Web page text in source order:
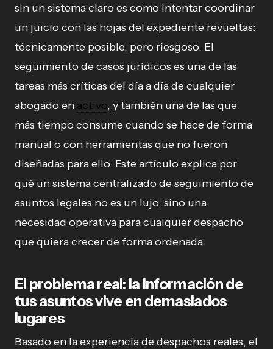
sin un sistema claro es como intentar coordinar
un juicio con las hojas del expediente revueltas:
técnicamente posible, pero riesgoso. El
seguimiento de casos jurídicos es una de las
tareas más críticas del día a día de cualquier
abogado en activo, y también una de las que
más tiempo consume cuando se hace de forma
manual o con herramientas que no fueron
diseñadas para ello. Este artículo explica por
qué un sistema centralizado de seguimiento de
asuntos legales no es un lujo, sino una
necesidad operativa para cualquier despacho
que quiera crecer de forma ordenada.
El problema real: la información de
tus asuntos vive en demasiados
lugares
Basado en la experiencia de despachos reales, el